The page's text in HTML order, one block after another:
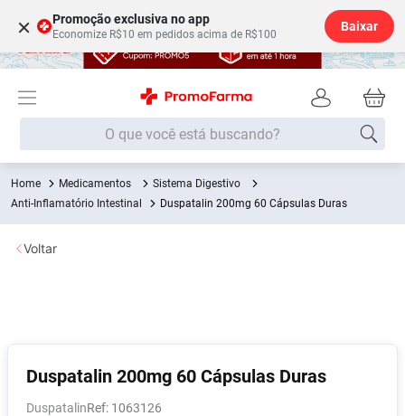
× Promoção exclusiva no app
Economize R$10 em pedidos acima de R$100
Baixar
O que você está buscando?
Medicamentos
Sistema Digestivo
Anti-Inflamatório Intestinal
Duspatalin 200mg 60 Cápsulas Duras
Duspatalin 200mg 60 Cápsulas Duras
Duspatalin : 1063126
Voltar
Termos mais buscados
1º Fralda
2
5º Fralda G
6º Shampoo